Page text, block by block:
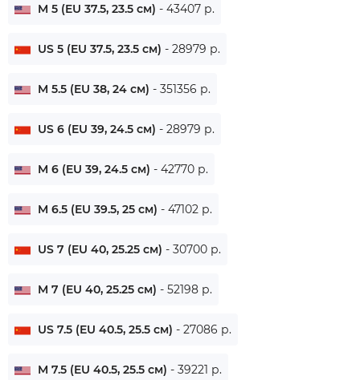
M 5 (EU 37.5, 23.5 см) - 43407 р.
US 5 (EU 37.5, 23.5 см) - 28979 р.
M 5.5 (EU 38, 24 см) - 351356 р.
US 6 (EU 39, 24.5 см) - 28979 р.
M 6 (EU 39, 24.5 см) - 42770 р.
M 6.5 (EU 39.5, 25 см) - 47102 р.
US 7 (EU 40, 25.25 см) - 30700 р.
M 7 (EU 40, 25.25 см) - 52198 р.
US 7.5 (EU 40.5, 25.5 см) - 27086 р.
M 7.5 (EU 40.5, 25.5 см) - 39221 р.